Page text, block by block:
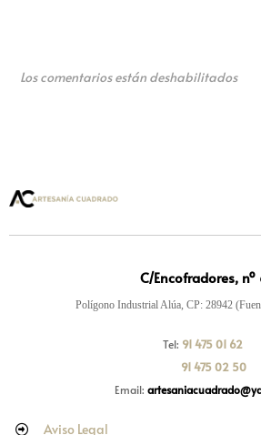
Los comentarios están deshabilitados
C/Encofradores, nº
Polígono Industrial Alúa, CP: 28942
Tel: 91 475 01 62
91 475 02 50
Email:
Aviso Legal